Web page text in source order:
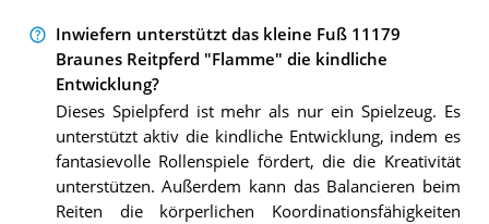
Inwiefern unterstützt das kleine Fuß 11179
Braunes Reitpferd "Flamme" die kindliche
Entwicklung?
Dieses Spielpferd ist mehr als nur ein Spielzeug. Es
unterstützt aktiv die kindliche Entwicklung, indem es
fantasievolle Rollenspiele fördert, die die Kreativität
unterstützen. Außerdem kann das Balancieren beim
Reiten die körperlichen Koordinationsfähigkeiten